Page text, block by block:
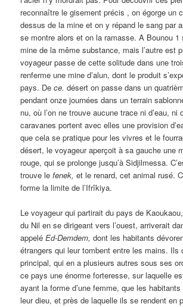
reconnaître le gisement précis , on égorge un
dessus de la mine et on y répand le sang par
se montre alors et on la ramasse. A Bounou 1
mine de la même substance, mais l’autre est
voyageur passe de cette solitude dans une
renferme une mine d’alun, dont le produit
pays. Dece.désert on passe dans un
pendant onze journées dans un terrain
nu, où l’on ne trouve aucune trace ni d’eau, ni
caravanes portent avec elles une provision
que cela se pratique pour les vivres et le
désert, le voyageur aperçoit à sa gauche une
rouge, qui se prolonge jusqu’à Sidjilmessa.
trouve lefenek,et le renard, cet animal rusé.
forme la limite de l’Ifrîkiya.
Le voyageur qui partirait du pays de
du Nil en se dirigeant vers l’ouest, arriverait
appeléEd-Demdem,dont les habitants
étrangers qui leur tombent entre les mains. Ils
principal, qui en a plusieurs autres sous ses
ce pays une énorme forteresse, sur laquelle
ayant la forme d’une femme, que les
leur dieu, et près de laquelle ils se rendent en